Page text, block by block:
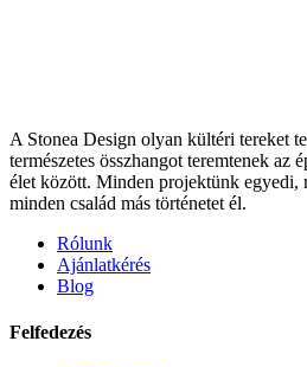
A Stonea Design olyan kültéri tereket
természetes összhangot teremtenek az
élet között. Minden projektünk egyedi,
minden család más történetet él.
Rólunk
Ajánlatkérés
Blog
Felfedezés